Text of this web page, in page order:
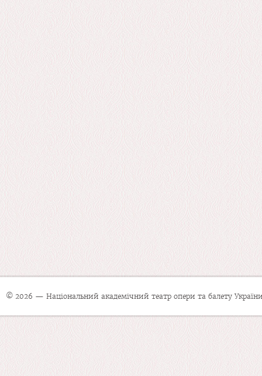
© 2026 — Національний академічний театр опери та балету